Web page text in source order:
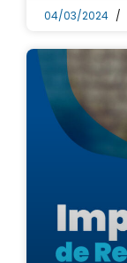
04/03/2024